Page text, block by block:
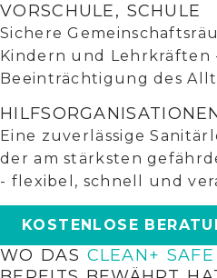
VORSCHULE, SCHULE
Sichere
Kindern und Lehrkräften
Beeinträchtigung des
Eine zuverlässige
der am stärksten
- flexibel, schnell und
KOSTENLOSE
WO DAS CLEAN+